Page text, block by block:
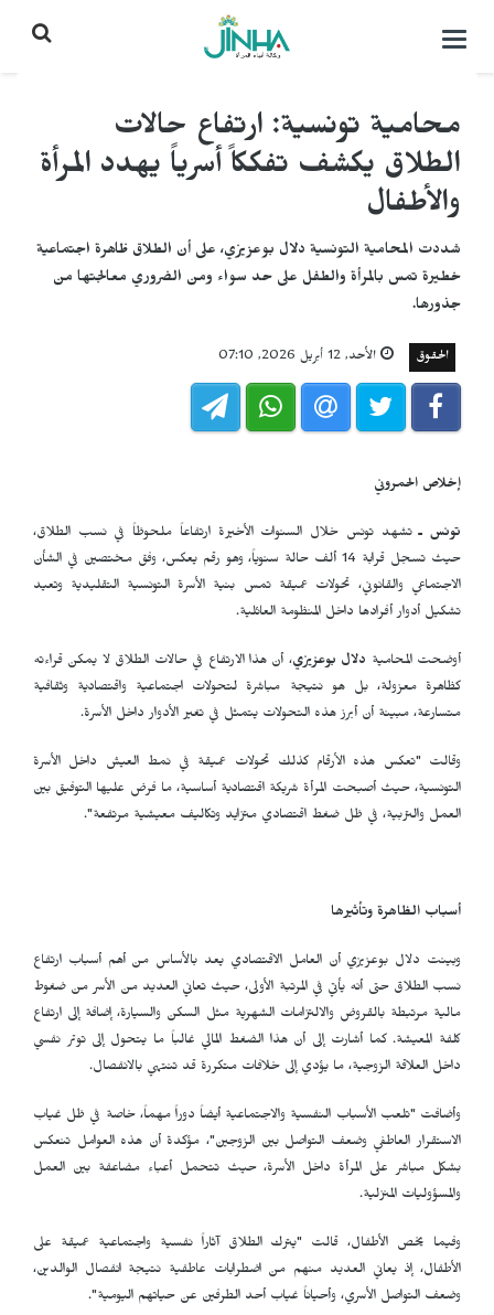
التحكم
محامية تونسية: ارتفاع حالات
الطلاق يكشف تفككاً أسرياً يهدد المرأة
والأطفال
شددت المحامية التونسية دلال بوعزيزي، على أن الطلاق ظاهرة اجتماعية
خطيرة تمس بالمرأة والطفل على حد سواء ومن الضروري معالجتها من
جذورها.
الحقوق الأحد, 12 أبريل 2026, 07:10
إخلاص الحمروني
تونس ـتشهد تونس خلال السنوات الأخيرة ارتفاعاً ملحوظاً في نسب الطلاق،
حيث تسجل قرابة 14 ألف حالة سنوياً، وهو رقم يعكس، وفق مختصين في الشأن
الاجتماعي والقانوني، تحولات عميقة تمس بنية الأسرة التونسية التقليدية وتعيد
تشكيل أدوار أفرادها داخل المنظومة العائلية.
أوضحت المحامية دلال بوعزيزي، أن هذا الارتفاع في حالات الطلاق لا يمكن قراءته
كظاهرة معزولة، بل هو نتيجة مباشرة لتحولات اجتماعية واقتصادية وثقافية
متسارعة، مبينة أن أبرز هذه التحولات يتمثل في تغير الأدوار داخل الأسرة.
وقالت "تعكس هذه الأرقام كذلك تحولات عميقة في نمط العيش داخل الأسرة
التونسية، حيث أصبحت المرأة شريكة اقتصادية أساسية، ما فرض عليها التوفيق بين
العمل والتربية، في ظل ضغط اقتصادي متزايد وتكاليف معيشية مرتفعة".
أسباب الظاهرة وتأثيرها
وبينت دلال بوعزيزي أن العامل الاقتصادي يعد بالأساس من أهم أسباب ارتفاع
نسب الطلاق حتى أنه يأتي في المرتبة الأولى، حيث تعاني العديد من الأسر من ضغوط
مالية مرتبطة بالقروض والالتزامات الشهرية مثل السكن والسيارة، إضافة إلى ارتفاع
كلفة المعيشة. كما أشارت إلى أن هذا الضغط المالي غالباً ما يتحول إلى توتر نفسي
داخل العلاقة الزوجية، ما يؤدي إلى خلافات متكررة قد تنتهي بالانفصال.
وأضافت "تلعب الأسباب النفسية والاجتماعية أيضاً دوراً مهماً، خاصة في ظل غياب
الاستقرار العاطفي وضعف التواصل بين الزوجين"، مؤكدة أن هذه العوامل تنعكس
بشكل مباشر على المرأة داخل الأسرة، حيث تتحمل أعباء مضاعفة بين العمل
والمسؤوليات المنزلية.
وفيما يخص الأطفال، قالت "يترك الطلاق آثاراً نفسية واجتماعية عميقة على
الأطفال، إذ يعاني العديد منهم من اضطرابات عاطفية نتيجة انفصال الوالدين،
وضعف التواصل الأسري، وأحياناً غياب أحد الطرفين عن حياتهم اليومية".